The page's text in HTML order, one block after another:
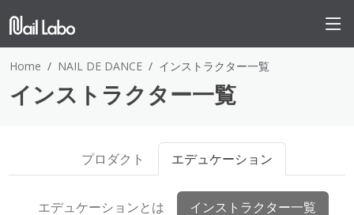
Home NAIL DE DANCE インストラクター一覧
インストラクター一覧
プロダクト エデュケーション
エデュケーションとは インストラクター一覧